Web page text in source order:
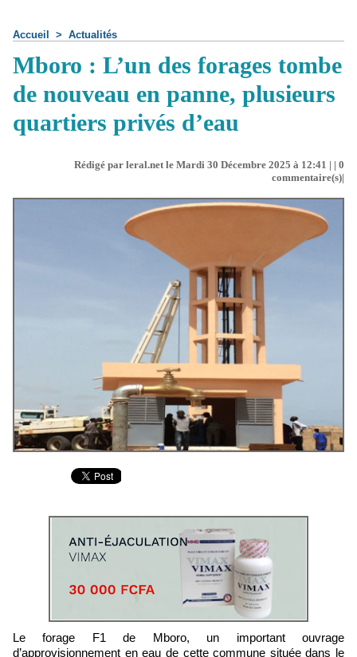
Accueil > Actualités
Mboro : L’un des forages tombe
de nouveau en panne, plusieurs
quartiers privés d’eau
Rédigé par leral.net le Mardi 30 Décembre 2025 à 12:41 | | 0
commentaire(s)|
Le forage F1 de Mboro, un important ouvrage
d’approvisionnement en eau de cette commune située dans le